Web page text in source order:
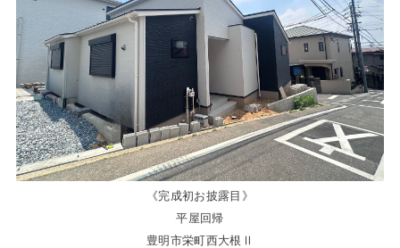
《完成初お披露目》
平屋回帰
豊明市栄町西大根Ⅱ